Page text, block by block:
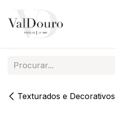
Texturados e Decorativos